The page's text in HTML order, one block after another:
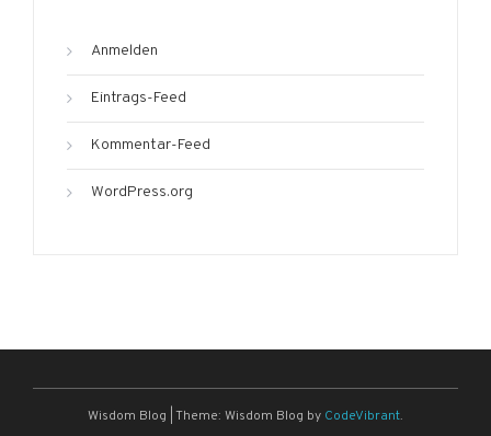
Anmelden
Eintrags-Feed
Kommentar-Feed
WordPress.org
Wisdom Blog Theme: Wisdom Blog by CodeVibrant.